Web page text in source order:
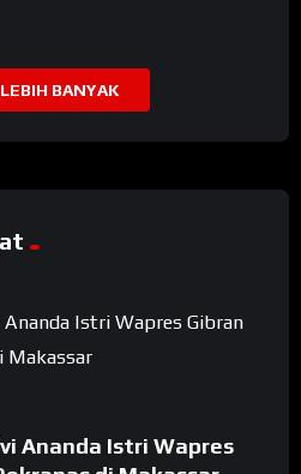
BANYAK
Ananda Istri Wapres